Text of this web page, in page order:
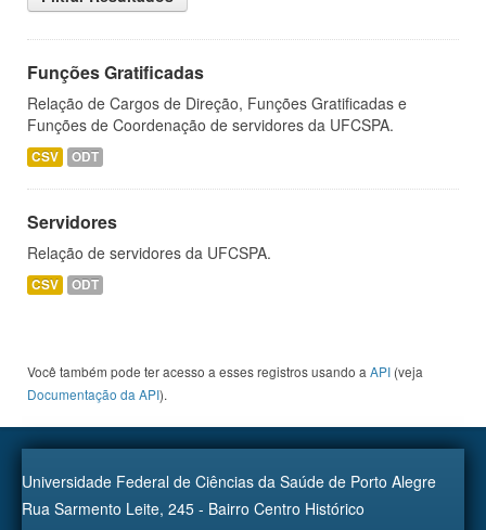
Funções Gratificadas
Relação de Cargos de Direção, Funções Gratificadas e
Funções de Coordenação de servidores da UFCSPA.
CSV ODT
Servidores
Relação de servidores da UFCSPA.
CSV ODT
Você também pode ter acesso a esses registros usando a API (veja
Documentação da API).
Universidade Federal de Ciências da Saúde de Porto Alegre
Rua Sarmento Leite, 245 - Bairro Centro Histórico